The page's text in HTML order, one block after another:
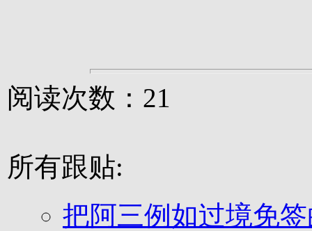
阅读次数：21
所有跟贴:
把阿三例如过境免